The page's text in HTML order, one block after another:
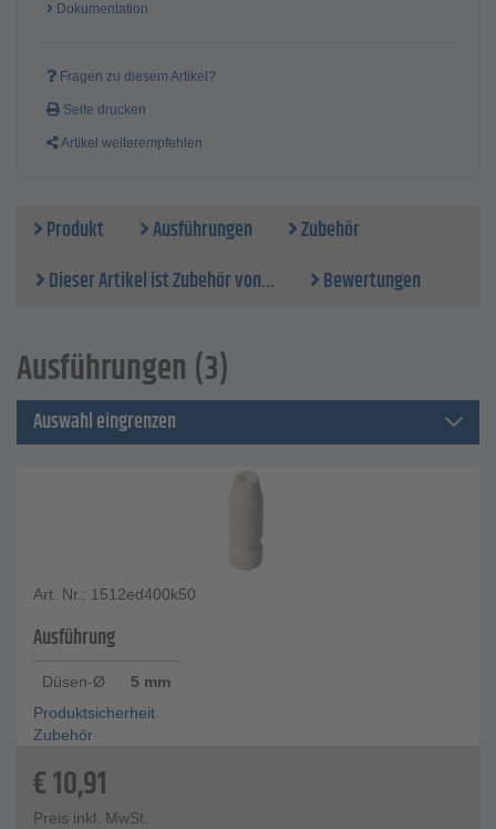
Dokumentation
Fragen zu diesem Artikel?
Seite drucken
Artikel weiterempfehlen
Produkt Ausführungen
Zubehör
Dieser Artikel ist Zubehör von...
Bewertungen
Ausführungen (3)
Auswahl eingrenzen
Art. Nr.: 1512ed400k50
Ausführung
Düsen-Ø
5 mm
Produktsicherheit
Zubehör
€10,91
Preis inkl. MwSt.